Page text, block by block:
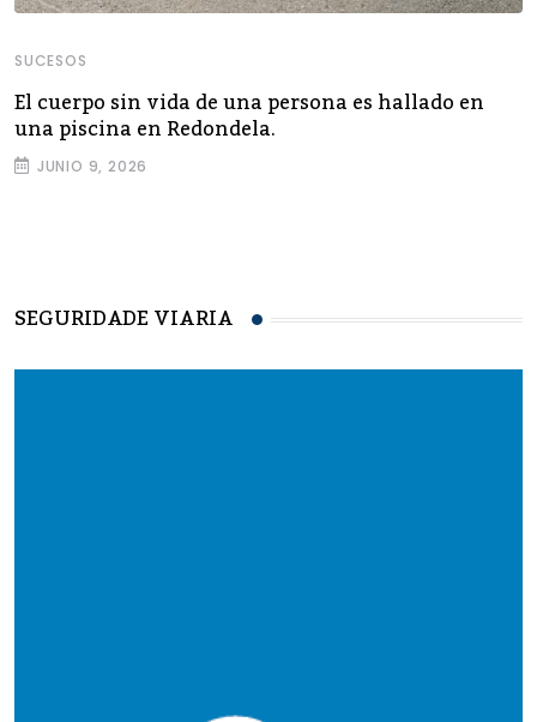
SUCESOS
El cuerpo sin vida de una persona es hallado en
una piscina en Redondela.
JUNIO 9, 2026
SEGURIDADE VIARIA